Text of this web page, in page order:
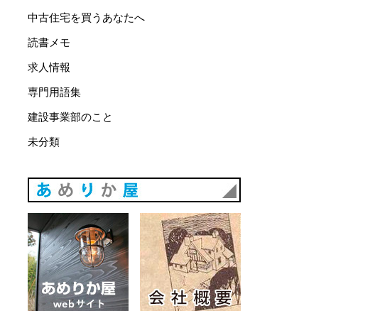
中古住宅を買うあなたへ
読書メモ
求人情報
専門用語集
建設事業部のこと
未分類
あめりか屋WEBサイト